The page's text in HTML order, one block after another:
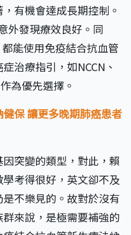
有機會達成長期控制。
外發現療效良好。同
能使用免疫結合抗血管
治療指引，如NCCN、
為優先選擇。
保 讓更多晚期肺癌患者
突變的類型，對此，賴
考得很好，英文卻不及
不樂見的。故對於沒有
來說，是極需要補強的